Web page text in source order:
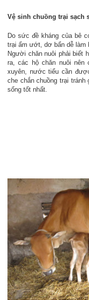
Vệ sinh chuồng trại sạch
Do sức đề kháng của bê
trại ẩm ướt, dơ bẩn dễ làm
Người chăn nuôi phải biết
ra, các hộ chăn nuôi nên
xuyên, nước tiểu cần
che chắn chuồng trại
sống tốt nhất.